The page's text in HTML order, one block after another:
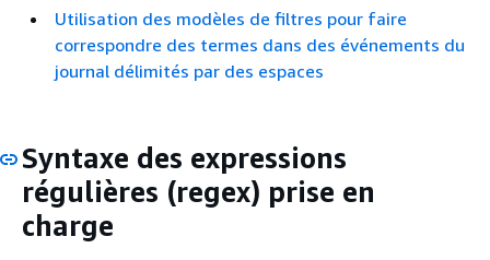
Utilisation des modèles de filtres pour faire
correspondre des termes dans des événements du
journal délimités par des espaces
Syntaxe des expressions
régulières (regex) prise en
charge